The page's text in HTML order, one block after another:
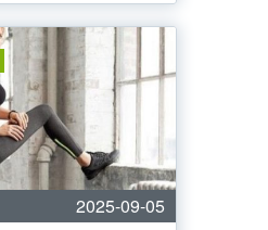
2025-09-05